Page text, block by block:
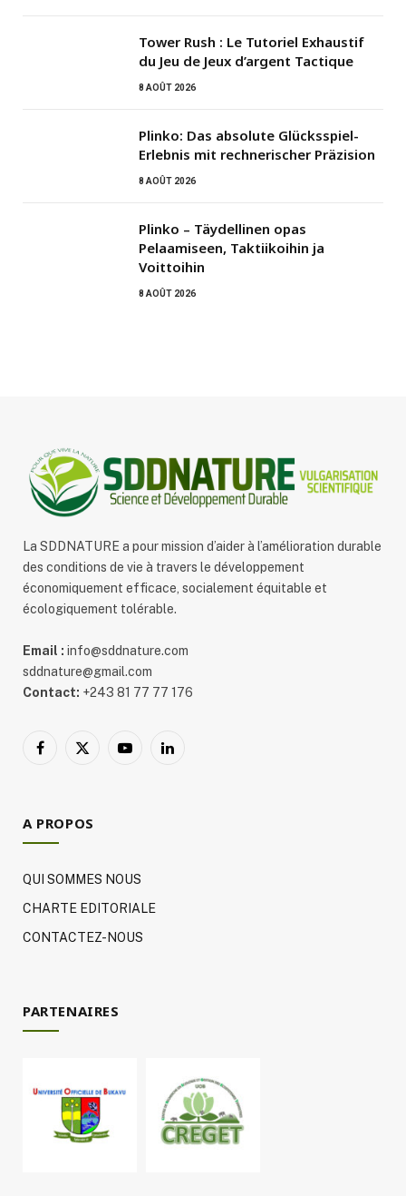
Tower Rush : Le Tutoriel Exhaustif
du Jeu de Jeux d’argent Tactique
8 AOÛT 2026
Plinko: Das absolute Glücksspiel-
Erlebnis mit rechnerischer Präzision
8 AOÛT 2026
Plinko – Täydellinen opas
Pelaamiseen, Taktiikoihin ja
Voittoihin
8 AOÛT 2026
La SDDNATURE a pour mission d’aider à l’amélioration durable
des conditions de vie à travers le développement
économiquement efficace, socialement équitable et
écologiquement tolérable.
Email : info@sddnature.com
sddnature@gmail.com
Contact: +243 81 77 77 176
Facebook
X
YouTubeLinkedIn
A PROPOS
QUI SOMMES NOUS
CHARTE EDITORIALE
CONTACTEZ-NOUS
PARTENAIRES